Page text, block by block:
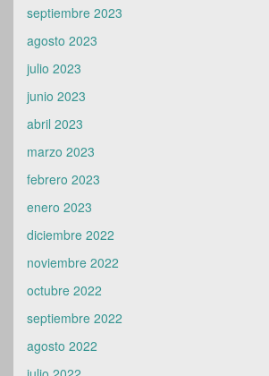
septiembre 2023
agosto 2023
julio 2023
junio 2023
abril 2023
marzo 2023
febrero 2023
enero 2023
diciembre 2022
noviembre 2022
octubre 2022
septiembre 2022
agosto 2022